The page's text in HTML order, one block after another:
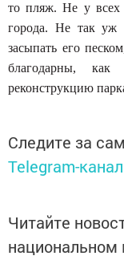
то пляж. Не у всех
города. Не так уж
засыпать его
благодарны, как
реконструкцию
Следите за
Telegram-
Читайте